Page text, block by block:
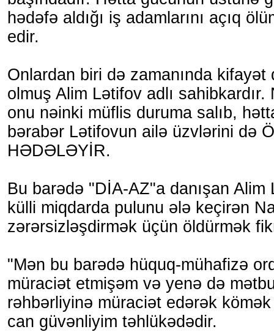
hədəfə aldığı iş adamlarını açıq
edir.
Onlardan biri də zamanında kifayət
olmuş Alim Lətifov adlı sahibkardır.
onu nəinki müflis duruma salıb,
bərabər Lətifovun ailə üzvlərini də
HƏDƏLƏYİR.
Bu barədə "DİA-AZ"a danışan
külli miqdarda pulunu ələ keçirən
zərərsizləşdirmək üçün öldürmək
"Mən bu barədə hüquq-mühafizə
müraciət etmişəm və yenə də
rəhbərliyinə müraciət edərək
can güvənliyim təhlükədədir.